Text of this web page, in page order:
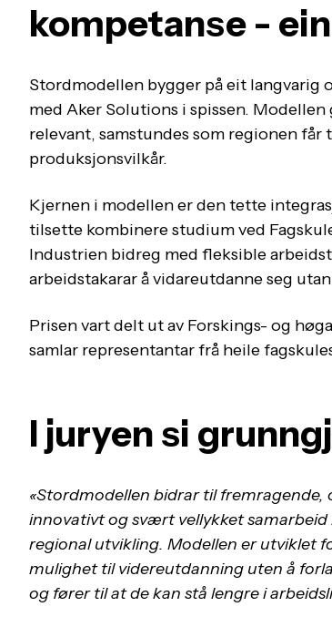
kompetanse -
Stordmodellen bygger på eit langvarig
med Aker Solutions i spissen.
relevant, samstundes som regionen
produksjonsvilkår.
Kjernen i modellen er den tette
tilsette kombinere studium ved
Industrien bidreg med fleksible
arbeidstakarar å vidareutdanne seg
Prisen vart delt utav Forskings- og
samlar representantar frå heile
I juryen si
«Stordmodellen bidrar til
innovativt og svært vellykket
regional utvikling. Modellen er utviklet
mulighet til videreutdanning uten å
og fører til at de kan stå lengre i